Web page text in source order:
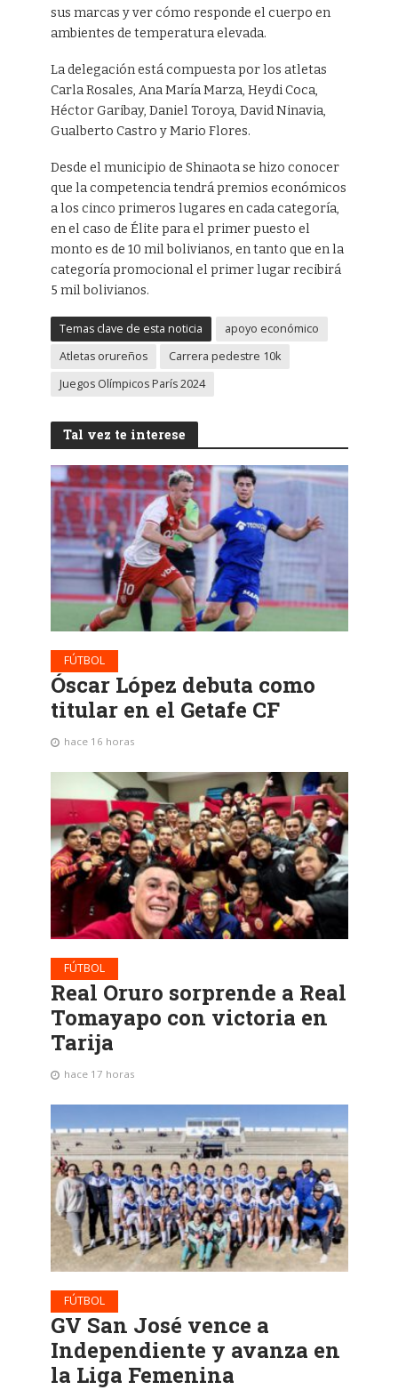
sus marcas y ver cómo responde el cuerpo en
ambientes de temperatura elevada.
La delegación está compuesta por los atletas
Carla Rosales, Ana María Marza, Heydi Coca,
Héctor Garibay, Daniel Toroya, David Ninavia,
Gualberto Castro y Mario Flores.
Desde el municipio de Shinaota se hizo conocer
que la competencia tendrá premios económicos
a los cinco primeros lugares en cada categoría,
en el caso de Élite para el primer puesto el
monto es de 10 mil bolivianos, en tanto que en la
categoría promocional el primer lugar recibirá
5 mil bolivianos.
Temas clave de esta noticia
apoyo económico
Atletas orureños
Carrera pedestre 10k
Juegos Olímpicos París 2024
Tal vez te interese
FÚTBOL
Óscar López debuta como
titular en el Getafe CF
hace 16 horas
FÚTBOL
Real Oruro sorprende a Real
Tomayapo con victoria en
Tarija
hace 17 horas
FÚTBOL
GV San José vence a
Independiente y avanza en
la Liga Femenina